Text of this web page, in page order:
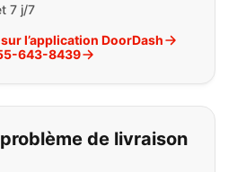
7 j/7
l’application DoorDash
643-8439
de livraison